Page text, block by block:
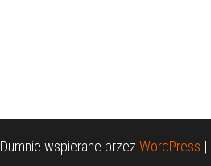
Dumnie wspierane przez WordPress |